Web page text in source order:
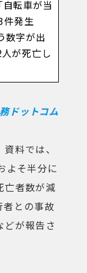
転車が当
件発生
数字が出
が死亡し
ドットコム
料では、
よそ半分に
亡者数が減
者との事故
どが報告さ